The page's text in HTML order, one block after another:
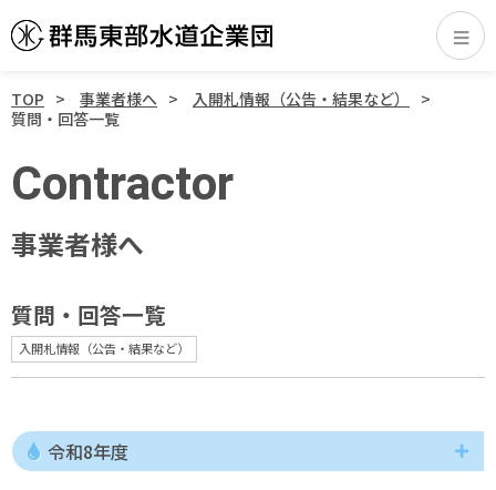
TOP 事業者様へ
入開札情報（公告・結果など）
質問・回答一覧
Contractor
事業者様へ
質問・回答一覧
入開札情報（公告・結果など）
令和8年度